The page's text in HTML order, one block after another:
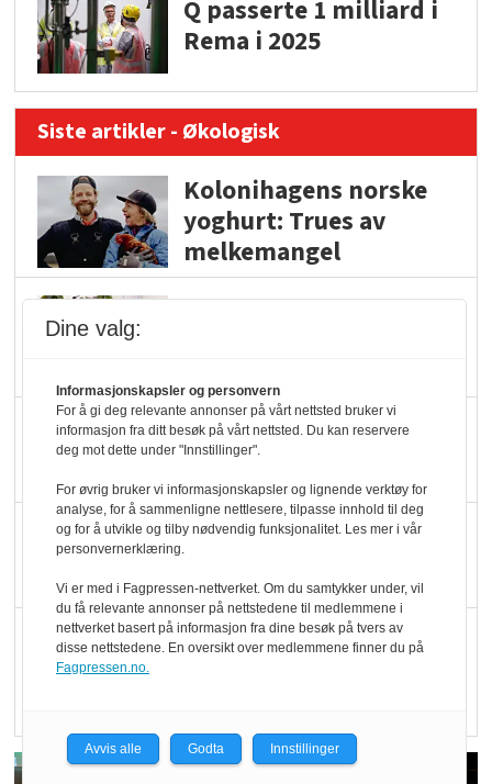
Q passerte 1 milliard i
Rema i 2025
Siste artikler - Økologisk
Kolonihagens norske
yoghurt: Trues av
melkemangel
Marit Kolby vant
Blir enklere å velge
økologisk i butikkhylla
Kolonihagen sliter
Rapport: Økokundene
Dine valg:
Informasjonskapsler og personvern
For å gi deg relevante annonser på vårt nettsted bruker vi
informasjon fra ditt besøk på vårt nettsted. Du kan reservere
deg mot dette under "Innstillinger".
For øvrig bruker vi informasjonskapsler og lignende verktøy for
analyse, for å sammenligne nettlesere, tilpasse innhold til deg
og for å utvikle og tilby nødvendig funksjonalitet. Les mer i vår
personvernerklæring.
Vi er med i Fagpressen-nettverket. Om du samtykker under, vil
du få relevante annonser på nettstedene til medlemmene i
nettverket basert på informasjon fra dine besøk på tvers av
disse nettstedene. En oversikt over medlemmene finner du på
Fagpressen.no.
Avvis alle Godta Innstillinger